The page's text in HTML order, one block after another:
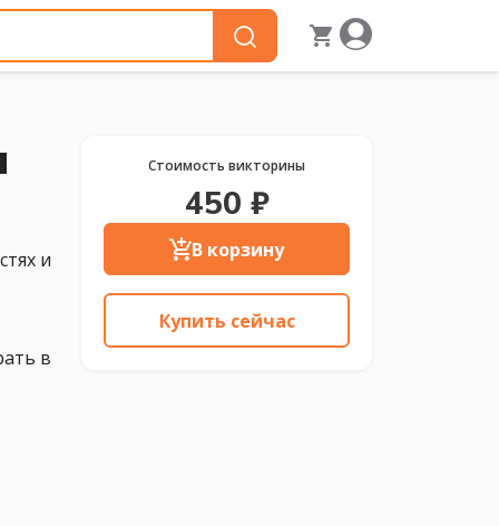
и
в
Стоимость викторины
450 ₽
В корзину
Купить сейчас